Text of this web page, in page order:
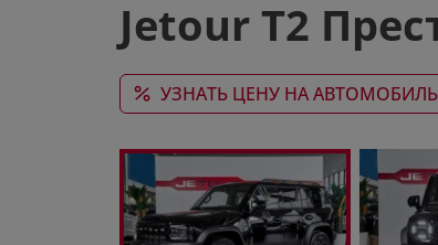
Jetour T2
УЗНАТЬ ЦЕНУ НА АВТОМОБИЛЬ